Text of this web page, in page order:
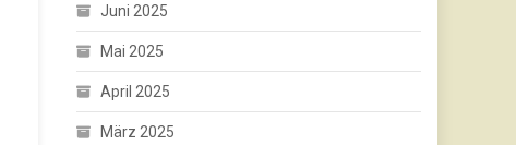
Juni 2025
Mai 2025
April 2025
März 2025